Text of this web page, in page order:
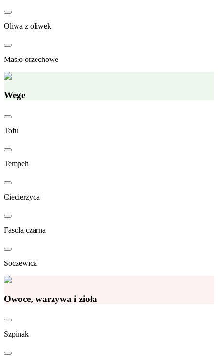
Oliwa z oliwek
Masło orzechowe
Wege
Tofu
Tempeh
Ciecierzyca
Fasola czarna
Soczewica
Owoce, warzywa i zioła
Szpinak